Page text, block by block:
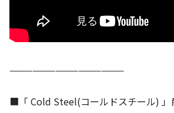
———————————————
■「 Cold Steel(コールドスチール) 」